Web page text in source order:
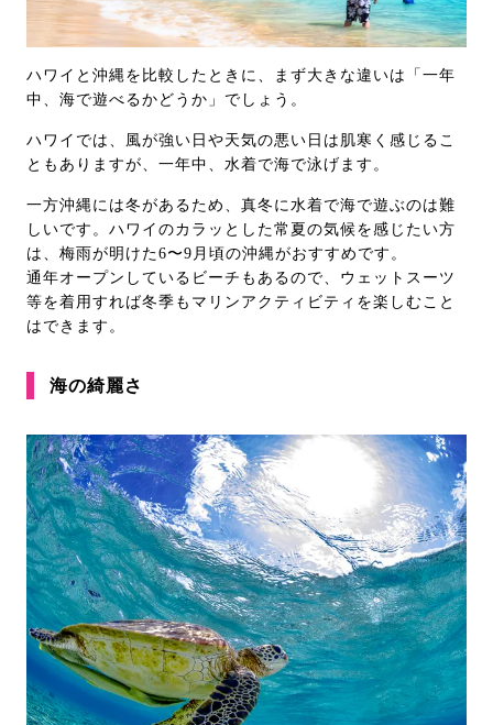
ハワイと沖縄を比較したときに、まず大きな違いは「一年
中、海で遊べるかどうか」でしょう。
ハワイでは、風が強い日や天気の悪い日は肌寒く感じるこ
ともありますが、一年中、水着で海で泳げます。
一方沖縄には冬があるため、真冬に水着で海で遊ぶのは難
しいです。ハワイのカラッとした常夏の気候を感じたい方
は、梅雨が明けた6〜9月頃の沖縄がおすすめです。
通年オープンしているビーチもあるので、ウェットスーツ
等を着用すれば冬季もマリンアクティビティを楽しむこと
はできます。
海の綺麗さ